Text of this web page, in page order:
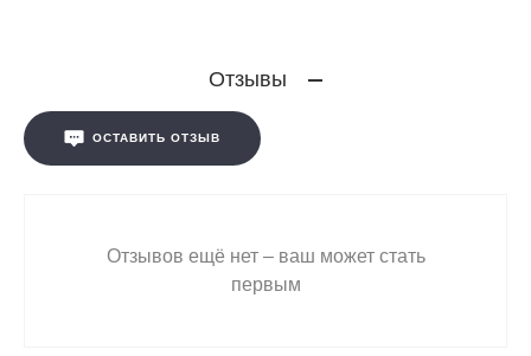
Отзывы
ОСТАВИТЬ ОТЗЫВ
Отзывов ещё нет – ваш может стать
первым